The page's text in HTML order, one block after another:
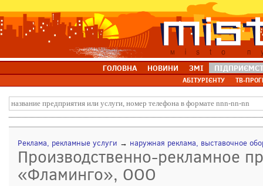
ГОЛОВНА НОВИНИ ЗМІ
АБІТУРІЄНТУ ТВ-
Реклама, рекламные услуги → наружная реклама, выставочное
Производственно-рекламное
«Фламинго», ООО